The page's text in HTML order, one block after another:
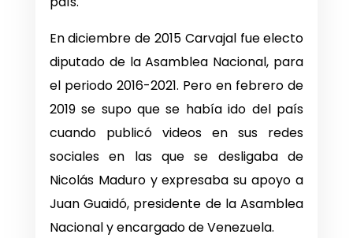
En diciembre de 2015 Carvajal fue electo
diputado de la Asamblea Nacional, para
el periodo 2016-2021. Pero en febrero de
2019 se supo que se había ido del país
cuando publicó videos en sus redes
sociales en las que se desligaba de
Nicolás Maduro y expresaba su apoyo a
Juan Guaidó, presidente de la Asamblea
Nacional y encargado de Venezuela.